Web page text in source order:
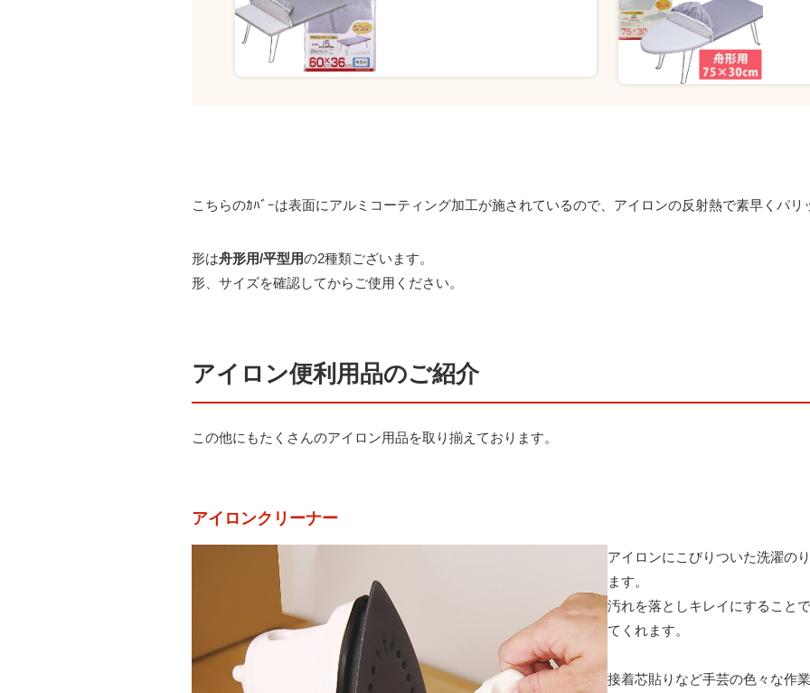
こちらのｶﾊﾞｰは表面にアルミコーティング加工が施されているので、アイロンの反射熱で素早くパ
形は舟形用/平型用の2種類ございます。
形、サイズを確認してからご使用ください。
アイロン便利用品のご紹介
この他にもたくさんのアイロン用品を取り揃えております。
アイロンクリーナー
アイロンにこびりついた洗濯の
ます。
汚れを落としキレイにすること
てくれます。
接着芯貼りなど手芸の色々な作